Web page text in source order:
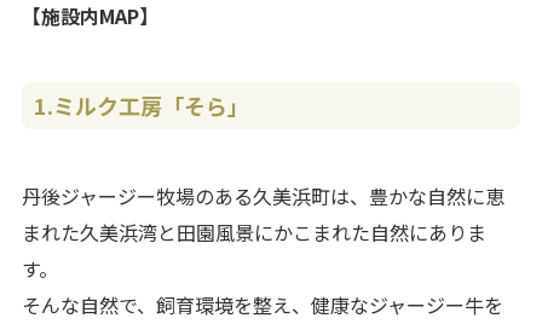
【施設内MAP】
1.ミルク工房「そら」
丹後ジャージー牧場のある久美浜町は、豊かな自然に恵
まれた久美浜湾と田園風景にかこまれた自然にありま
す。
そんな自然で、飼育環境を整え、健康なジャージー牛を